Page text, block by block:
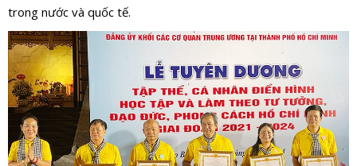
trong nước và quốc tế.